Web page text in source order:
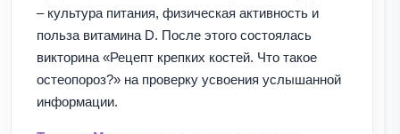
– культура питания, физическая активность и
польза витамина D. После этого состоялась
викторина «Рецепт крепких костей. Что такое
остеопороз?» на проверку усвоения услышанной
информации.